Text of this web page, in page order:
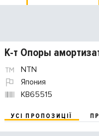
К-т Опоры
NTN
Япония
KB65515
УСІ ПРОПОЗИЦІЇ